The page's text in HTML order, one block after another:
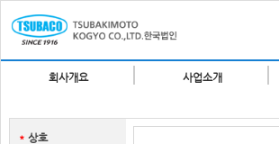
회사개요 사업소개
＊ 상호